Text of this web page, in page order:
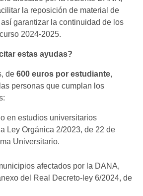
la reposición de material de
garantizar la continuidad de los
2024-2025.
estas ayudas?
de 600 euros por estudiante,
personas que cumplan los
en estudios universitarios
Ley Orgánica 2/2023, de 22 de
Universitario.
afectados por la DANA,
del Real Decreto-ley 6/2024, de